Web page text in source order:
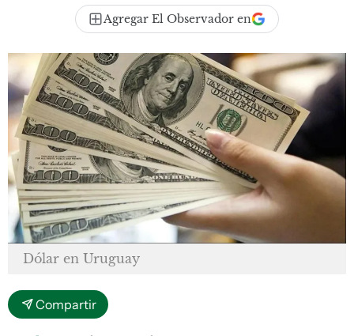
Agregar El Observador en
Dólar en Uruguay
Compartir